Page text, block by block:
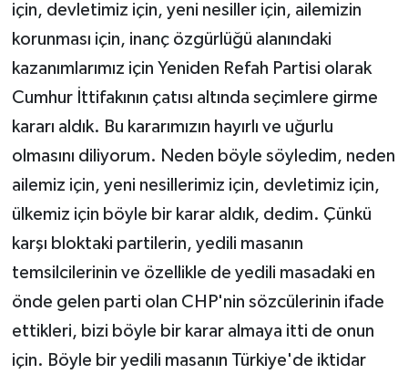
için, devletimiz için, yeni nesiller için, ailemizin
korunması için, inanç özgürlüğü alanındaki
kazanımlarımız için Yeniden Refah Partisi olarak
Cumhur İttifakının çatısı altında seçimlere girme
kararı aldık. Bu kararımızın hayırlı ve uğurlu
olmasını diliyorum. Neden böyle söyledim, neden
ailemiz için, yeni nesillerimiz için, devletimiz için,
ülkemiz için böyle bir karar aldık, dedim. Çünkü
karşı bloktaki partilerin, yedili masanın
temsilcilerinin ve özellikle de yedili masadaki en
önde gelen parti olan CHP'nin sözcülerinin ifade
ettikleri, bizi böyle bir karar almaya itti de onun
için. Böyle bir yedili masanın Türkiye'de iktidar